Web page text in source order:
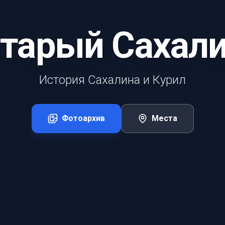
История Сахалина и Курил
Фотоархив Места